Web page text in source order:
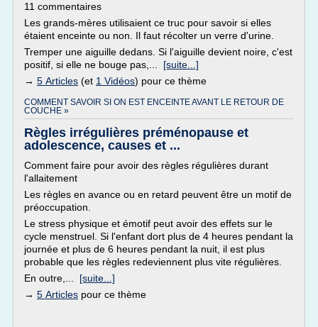
11 commentaires
Les grands-mères utilisaient ce truc pour savoir si elles
étaient enceinte ou non. Il faut récolter un verre d'urine.
Tremper une aiguille dedans. Si l'aiguille devient noire, c'est
positif, si elle ne bouge pas,... [suite...]
→ 5 Articles (et 1 Vidéos) pour ce thème
COMMENT SAVOIR SI ON EST ENCEINTE AVANT LE RETOUR DE
COUCHE »
Règles irrégulières préménopause et
adolescence, causes et ...
Comment faire pour avoir des règles régulières durant
l'allaitement
Les règles en avance ou en retard peuvent être un motif de
préoccupation.
Le stress physique et émotif peut avoir des effets sur le
cycle menstruel. Si l'enfant dort plus de 4 heures pendant la
journée et plus de 6 heures pendant la nuit, il est plus
probable que les règles redeviennent plus vite régulières.
En outre,... [suite...]
→ 5 Articles pour ce thème